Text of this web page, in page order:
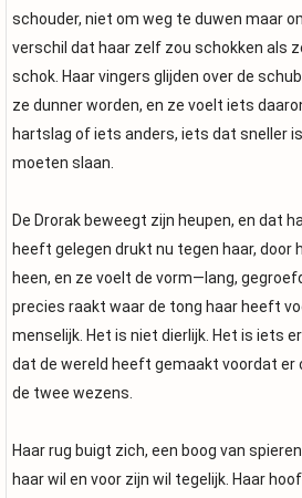
schouder, niet om weg te duwen maar
verschil dat haar zelf zou schokken als
schok. Haar vingers glijden over de
ze dunner worden, en ze voelt iets
hartslag of iets anders, iets dat sneller
moeten slaan.
De Drorak beweegt zijn heupen, en dat
heeft gelegen drukt nu tegen haar, door
heen, en ze voelt de vorm—lang,
precies raakt waar de tong haar heeft
menselijk. Het is niet dierlijk. Het is iets
dat de wereld heeft gemaakt voordat er
de twee wezens.
Haar rug buigt zich, een boog van
haar wil en voor zijn wil tegelijk. Haar